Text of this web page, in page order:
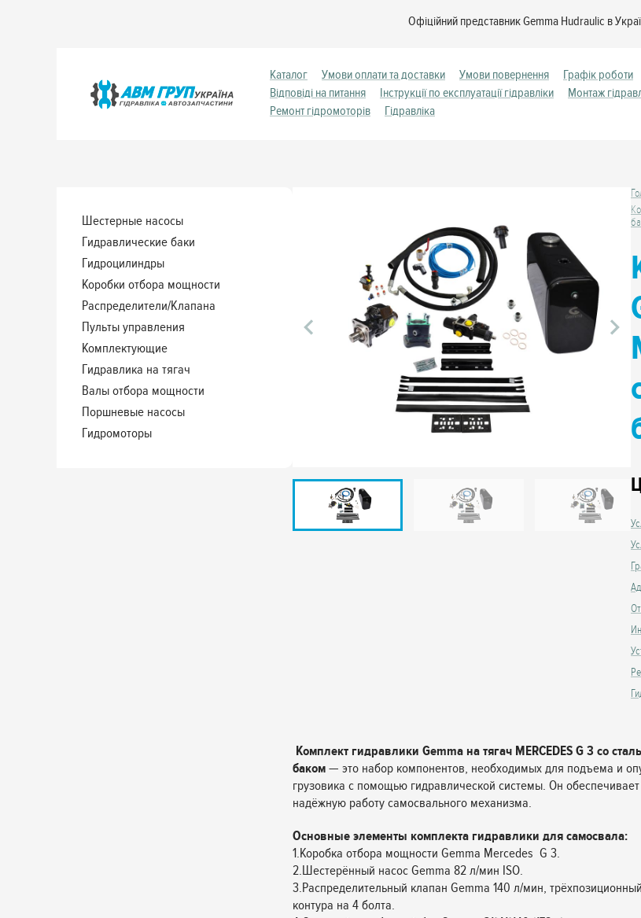
Офіційний представник Gemma Hudraulic в
Каталог Умови оплати та доставки Умови повернення Графік роботи
Відповіді на питання
Інструкції по експлуатації гідравліки
Монтаж
Ремонт гідромоторів
Гідравліка
Шестерные насосы
Гидравлические баки
Гидроцилиндры
Коробки отбора мощности
Распределители/Клапана
Пульты управления
Комплектующие
Гидравлика на тягач
Валы отбора мощности
Поршневые насосы
Гидромоторы
Комплект гидравлики Gemma на тягач MERCEDES G 3 со
баком — это набор компонентов, необходимых для подъема и
грузовика с помощью гидравлической системы. Он
надёжную работу самосвального механизма.
Основные элементы комплекта гидравлики для самосвала:
1.Коробка отбора мощности Gemma Mercedes G 3.
2.Шестерённый насос Gemma 82 л/мин ISO.
3.Распределительный клапан Gemma 140 л/мин,
контура на 4 болта.